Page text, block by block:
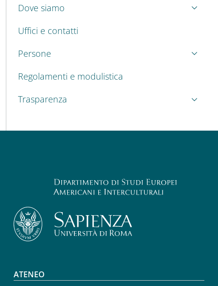
Dove siamo
Uffici e contatti
Persone
Regolamenti e modulistica
Trasparenza
Footer menu
ATENEO